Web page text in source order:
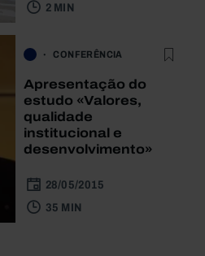
2 MIN
CONFERÊNCIA
Apresentação do
estudo «Valores,
qualidade
institucional e
desenvolvimento»
28/05/2015
35 MIN